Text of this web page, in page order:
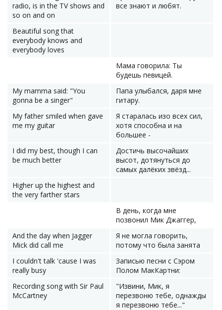
radio, is in the TV shows and
so on and on
все знают и любят.
Beautiful song that
everybody knows and
everybody loves
Мама говорила: Ты
будешь певицей.
My mamma said: "You
gonna be a singer"
Папа улыбался, даря мне
гитару.
My father smiled when gave
me my guitar
Я старалась изо всех сил,
хотя способна и на
большее -
I did my best, though I can
be much better
Достичь высочайших
высот, дотянуться до
самых далёких звёзд...
Higher up the highest and
the very farther stars
В день, когда мне
позвонил Мик Джаггер,
And the day when Jagger
Mick did call me
Я не могла говорить,
потому что была занята
I couldn't talk 'cause I was
really busy
Записью песни с Сэром
Полом МакКартни:
Recording song with Sir Paul
McCartney
"Извини, Мик, я
перезвоню тебе, однажды
я перезвоню тебе..."